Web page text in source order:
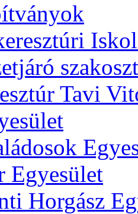
Tavi
Egyesület
Horgász